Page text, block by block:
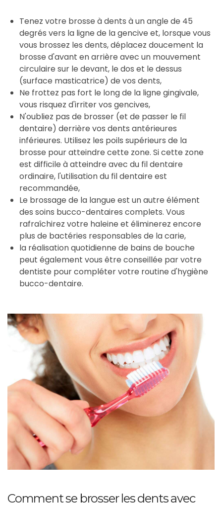
Tenez votre brosse à dents à un angle de 45
degrés vers la ligne de la gencive et, lorsque vous
vous brossez les dents, déplacez doucement la
brosse d'avant en arrière avec un mouvement
circulaire sur le devant, le dos et le dessus
(surface masticatrice) de vos dents,
Ne frottez pas fort le long de la ligne gingivale,
vous risquez d'irriter vos gencives,
N'oubliez pas de brosser (et de passer le fil
dentaire) derrière vos dents antérieures
inférieures. Utilisez les poils supérieurs de la
brosse pour atteindre cette zone. Si cette zone
est difficile à atteindre avec du fil dentaire
ordinaire, l'utilisation du fil dentaire est
recommandée,
Le brossage de la langue est un autre élément
des soins bucco-dentaires complets. Vous
rafraîchirez votre haleine et éliminerez encore
plus de bactéries responsables de la carie,
la réalisation quotidienne de bains de bouche
peut également vous être conseillée par votre
dentiste pour compléter votre routine d'hygiène
bucco-dentaire.
Comment se brosser les dents avec